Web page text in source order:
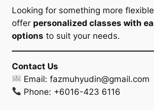
Looking for something more
offer personalized classes with
options to suit your needs.
Contact Us
Email:fazmuhyudin@gmail.com
Phone: +6016-423 6116